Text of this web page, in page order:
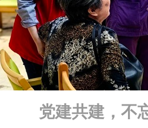
党建共建，不